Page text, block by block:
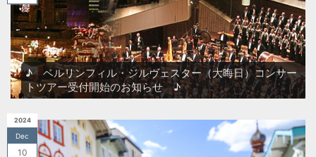
♪ ベルリンフィル・ジルヴェスター（大晦日）コンサー
トツアー受付開始のお知らせ ♪
2024
Dec
10